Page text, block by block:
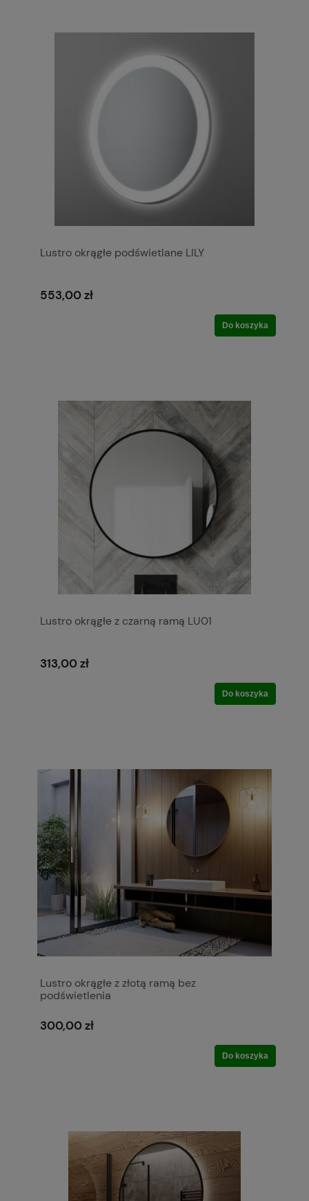
Lustro okrągłe podświetlane LILY
553,00 zł
Do koszyka
Lustro okrągłe z czarną ramą LU01
313,00 zł
Do koszyka
Lustro okrągłe z złotą ramą bez
podświetlenia
300,00 zł
Do koszyka